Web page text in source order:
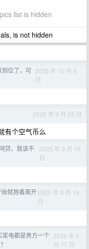
list is hidden
is not hidden
位了，可 2025 年 10 月 9
日
2025 年 9 月 23 日
有个空气币么
贷，我该不
2025 年 9 月 19
日
就抱着离开2025 年 9 月 19
日
家电都是男方一个 2025 年 9
月 17 日